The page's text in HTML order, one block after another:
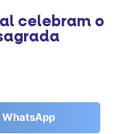
celebram o
WhatsApp